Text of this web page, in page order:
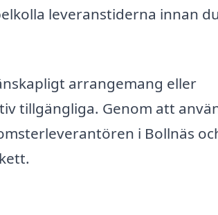
leveranstiderna innan du
arrangemang eller
tillgängliga. Genom att
i Bollnäs